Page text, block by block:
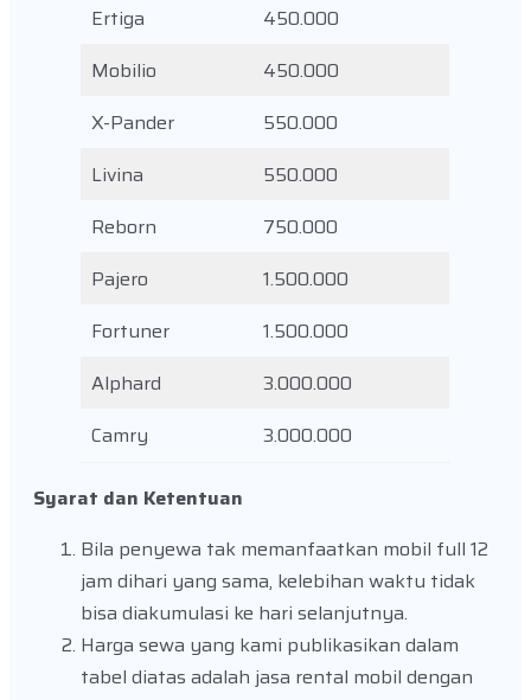
Ertiga
450.000
Mobilio
450.000
X-Pander
550.000
Livina
550.000
Reborn
750.000
Pajero
1.500.000
Fortuner
1.500.000
Alphard
3.000.000
Camry
3.000.000
Syarat dan Ketentuan
Bila penyewa tak memanfaatkan mobil full 12
jam dihari yang sama, kelebihan waktu tidak
bisa diakumulasi ke hari selanjutnya.
Harga sewa yang kami publikasikan dalam
tabel diatas adalah jasa rental mobil dengan